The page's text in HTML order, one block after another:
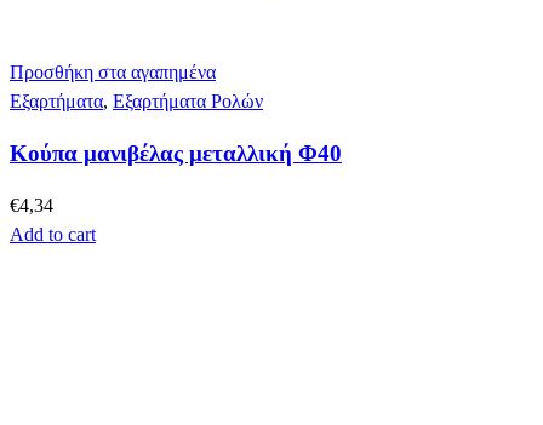
Προσθήκη στα αγαπημένα
Εξαρτήματα, Εξαρτήματα Ρολών
Κούπα μανιβέλας μεταλλική Φ40
€4,34
Add to cart